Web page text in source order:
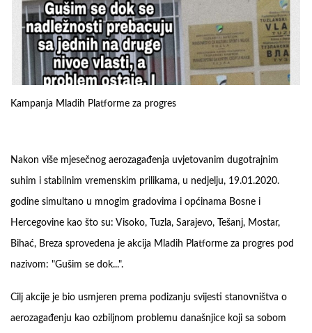
Kampanja Mladih Platforme za progres
Nakon više mjesečnog aerozagađenja uvjetovanim dugotrajnim
suhim i stabilnim vremenskim prilikama, u nedjelju, 19.01.2020.
godine simultano u mnogim gradovima i općinama Bosne i
Hercegovine kao što su: Visoko, Tuzla, Sarajevo, Tešanj, Mostar,
Bihać, Breza sprovedena je akcija Mladih Platforme za progres pod
nazivom: "Gušim se dok...".
Cilj akcije je bio usmjeren prema podizanju svijesti stanovništva o
aerozagađenju kao ozbiljnom problemu današnjice koji sa sobom